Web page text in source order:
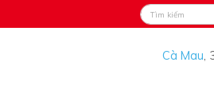
Cà Mau,